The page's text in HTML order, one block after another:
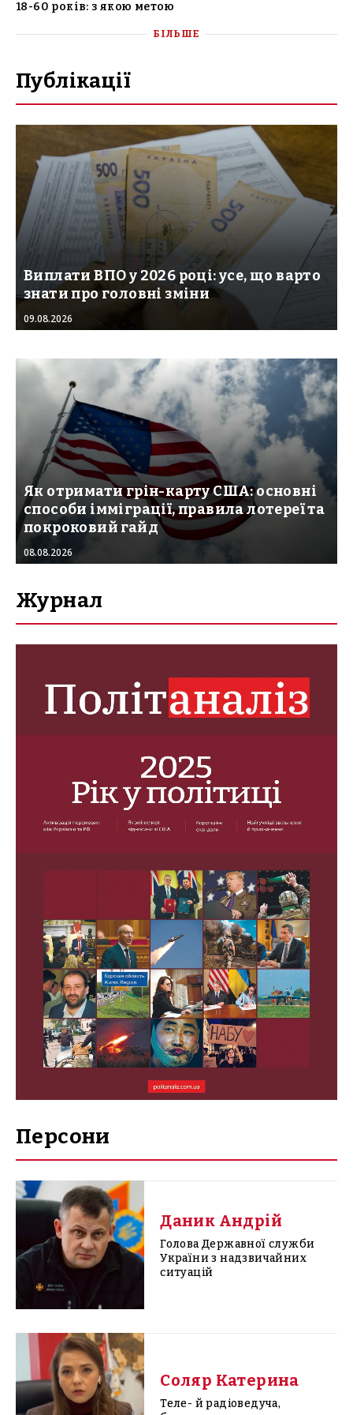
18-60 років: з якою метою
БІЛЬШЕ
Публікації
Виплати ВПО у 2026 році: усе, що варто
знати про головні зміни
09.08.2026
Як отримати грін-карту США: основні
способи імміграції, правила лотереї та
покроковий гайд
08.08.2026
Журнал
Персони
Даник Андрій
Голова Державної служби
України з надзвичайних
ситуацій
Соляр Катерина
Теле- й радіоведуча,